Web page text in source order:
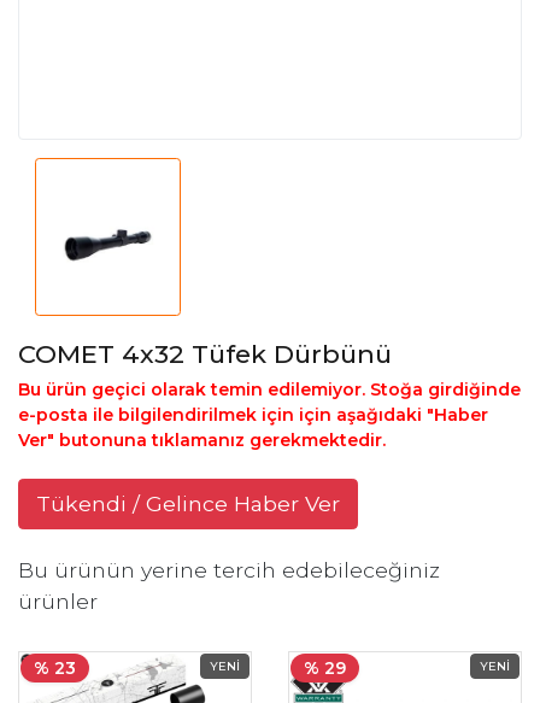
COMET 4x32 Tüfek Dürbünü
Bu ürün geçici olarak temin edilemiyor. Stoğa girdiğinde
e-posta ile bilgilendirilmek için için aşağıdaki "Haber
Ver" butonuna tıklamanız gerekmektedir.
Tükendi / Gelince Haber Ver
Bu ürünün yerine tercih edebileceğiniz
ürünler
% 23 % 29